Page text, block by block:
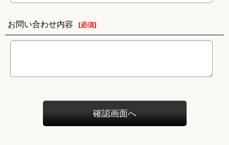
お問い合わせ内容 [必須]
確認画面へ